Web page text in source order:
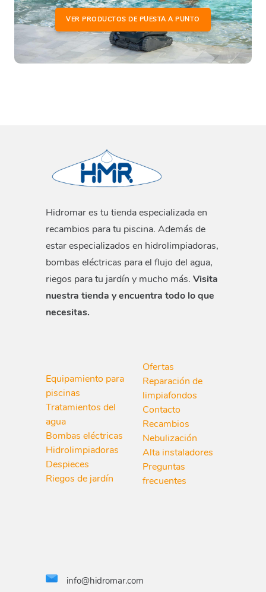
VER PRODUCTOS DE PUESTA A PUNTO
Hidromar es tu tienda especializada en
recambios para tu piscina. Además de
estar especializados en hidrolimpiadoras,
bombas eléctricas para el flujo del agua,
riegos para tu jardín y mucho más. Visita
nuestra tienda y encuentra todo lo que
necesitas.
Equipamiento para
piscinas
Tratamientos del
agua
Bombas eléctricas
Hidrolimpiadoras
Despieces
Riegos de jardín
Ofertas
Reparación de
limpiafondos
Contacto
Recambios
Nebulización
Alta instaladores
Preguntas
frecuentes
info@hidromar.com